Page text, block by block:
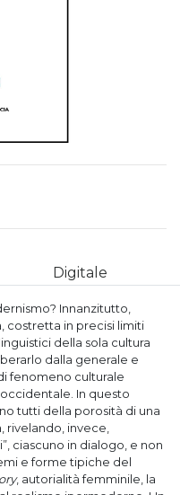
Digitale
Innanzitutto,
costretta in precisi limiti
della sola cultura
dalla generale e
fenomeno culturale
In questo
tutti della porosità di una
invece,
ciascuno in dialogo, e non
e forme tipiche del
, autorialità femminile, la